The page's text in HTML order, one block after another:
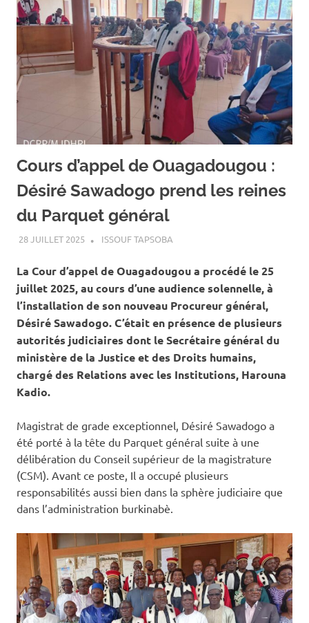
Cours d’appel de Ouagadougou :
Désiré Sawadogo prend les reines
du Parquet général
28 JUILLET 2025 ISSOUF TAPSOBA
La Cour d’appel de Ouagadougou a procédé le 25
juillet 2025, au cours d’une audience solennelle, à
l’installation de son nouveau Procureur général,
Désiré Sawadogo. C’était en présence de plusieurs
autorités judiciaires dont le Secrétaire général du
ministère de la Justice et des Droits humains,
chargé des Relations avec les Institutions, Harouna
Kadio.
Magistrat de grade exceptionnel, Désiré Sawadogo a
été porté à la tête du Parquet général suite à une
délibération du Conseil supérieur de la magistrature
(CSM). Avant ce poste, Il a occupé plusieurs
responsabilités aussi bien dans la sphère judiciaire que
dans l’administration burkinabè.